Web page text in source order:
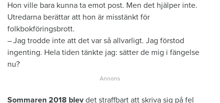
Hon ville bara kunna ta emot post. Men det hjälper inte.
Utredarna berättar att hon är misstänkt för
folkbokföringsbrott.
– Jag trodde inte att det var så allvarligt. Jag förstod
ingenting. Hela ­tiden tänkte jag: sätter de mig i fängelse
nu?
Sommaren 2018 blev det straffbart att skriva sig på fel